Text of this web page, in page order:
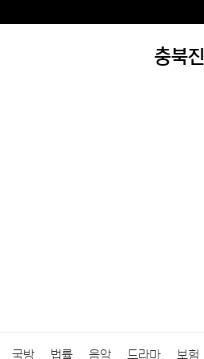
충북진
국방 법률 음악 드라마 보험